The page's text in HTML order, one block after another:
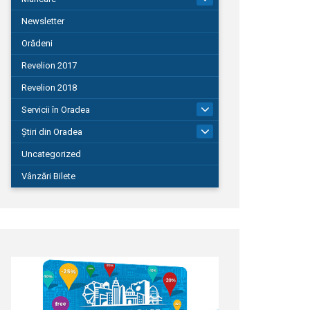
Newsletter
Orădeni
Revelion 2017
Revelion 2018
Servicii în Oradea
104
Știri din Oradea
1.127
Uncategorized
Vânzări Bilete